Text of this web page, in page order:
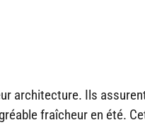
architecture. Ils
fraîcheur en été.